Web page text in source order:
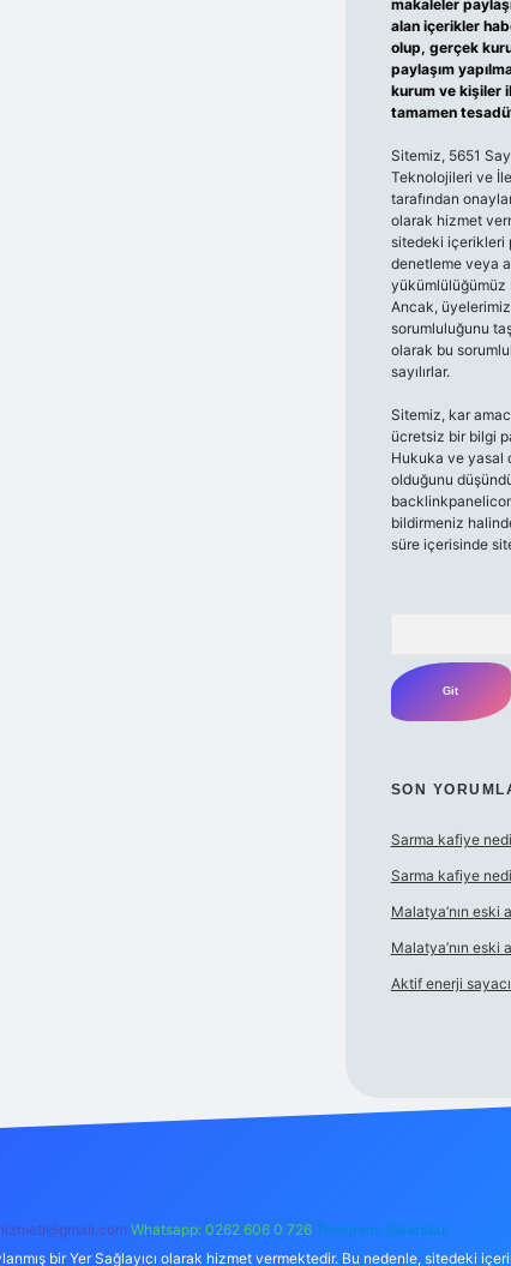
makaleler
alan içerikler
olup, gerçek
paylaşım
kurum ve kişiler
tamamen
Sitemiz, 5651
Teknolojileri ve
tarafından
olarak hizmet
sitedeki içerikleri
denetleme veya
yükümlülüğümüz
Ancak,
sorumluluğunu
olarak bu
sayılırlar.
Sitemiz, kar
ücretsiz bir bilgi
Hukuka ve yasal
olduğunu
bildirmeniz
süre içerisinde
SON
Sarma kafiye
Sarma kafiye
Malatya’nın eski
Malatya’nın eski
Aktif enerji
Whatsapp: 0262 606 0 726 Telegram: @karabul
bir Yer Sağlayıcı olarak hizmet vermektedir. Bu nedenle, sitedeki